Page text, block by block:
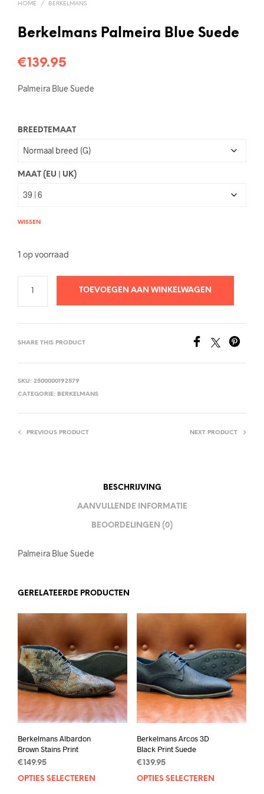
HOME / BERKELMANS
Berkelmans Palmeira Blue Suede
€139.95
Palmeira Blue Suede
BREEDTEMAAT
MAAT (EU | UK)
WISSEN
1 op voorraad
TOEVOEGEN AAN WINKELWAGEN
SHARE THIS PRODUCT
SKU: 2500000192579
CATEGORIE: BERKELMANS
PREVIOUS PRODUCT NEXT PRODUCT
BESCHRIJVING
AANVULLENDE INFORMATIE
BEOORDELINGEN (0)
Palmeira Blue Suede
GERELATEERDE PRODUCTEN
Berkelmans Albardon
Brown Stains Print
€ 149.95
OPTIES SELECTEREN
Dit
Berkelmans Arcos 3D
Black Print Suede
€ 139.95
OPTIES SELECTEREN